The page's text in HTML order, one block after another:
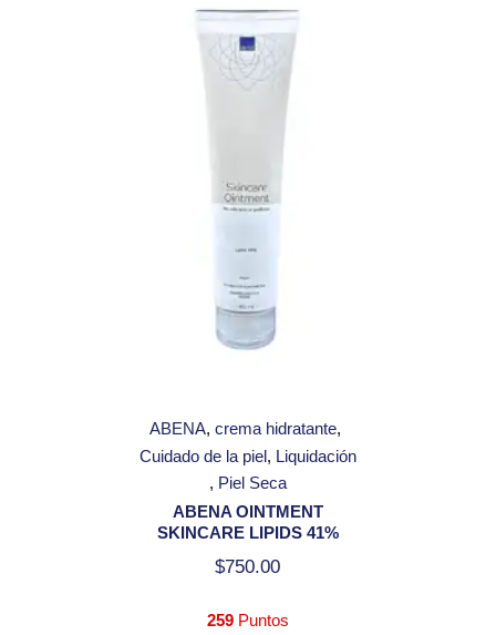
ABENA crema hidratante
Cuidado de la piel Liquidación
Piel Seca
ABENA OINTMENT
SKINCARE LIPIDS 41%
$750.00
259Puntos